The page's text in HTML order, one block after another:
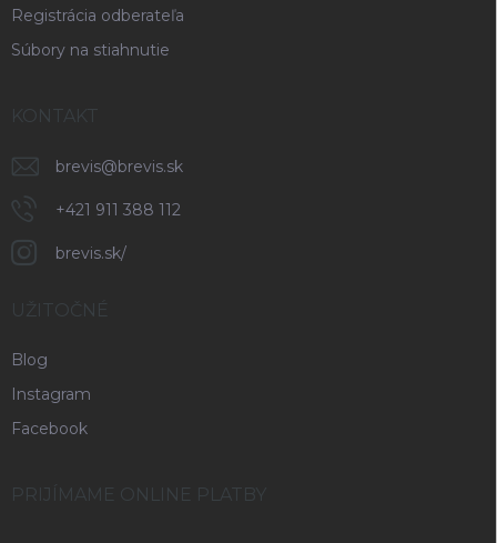
Registrácia odberateľa
Súbory na stiahnutie
KONTAKT
brevis@brevis.sk
+421 911 388 112
brevis.sk/
UŽITOČNÉ
Blog
Instagram
Facebook
PRIJÍMAME ONLINE PLATBY